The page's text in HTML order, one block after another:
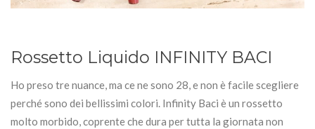
Rossetto Liquido INFINITY BACI
Ho preso tre nuance, ma ce ne sono 28, e non è facile scegliere
perché sono dei bellissimi colori. Infinity Baci è un rossetto
molto morbido, coprente che dura per tutta la giornata non